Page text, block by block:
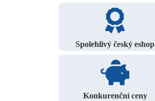
Spolehlivý český eshop
Konkurenční ceny